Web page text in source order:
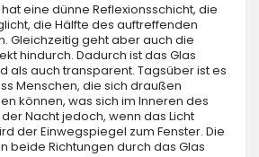
eine dünne Reflexionsschicht, die
die Hälfte des auftreffenden
Gleichzeitig geht aber auch die
hindurch. Dadurch ist das Glas
als auch transparent. Tagsüber ist es
Menschen, die sich draußen
können, was sich im Inneren des
Nacht jedoch, wenn das Licht
der Einwegspiegel zum Fenster. Die
beide Richtungen durch das Glas